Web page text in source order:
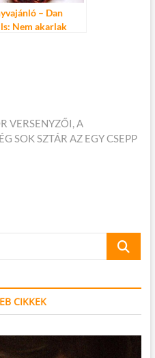
– Dan
Nem akarlak
VERSENYZŐI, A
SOK SZTÁR AZ EGY CSEPP
keresés
CIKKEK